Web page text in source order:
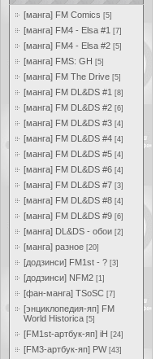
[манга] FM Comics [5]
[манга] FM4 - Elsa #1 [7]
[манга] FM4 - Elsa #2 [5]
[манга] FMS: GH [5]
[манга] FM The Drive [5]
[манга] FM DL&DS #1 [8]
[манга] FM DL&DS #2 [6]
[манга] FM DL&DS #3 [4]
[манга] FM DL&DS #4 [4]
[манга] FM DL&DS #5 [4]
[манга] FM DL&DS #6 [4]
[манга] FM DL&DS #7 [3]
[манга] FM DL&DS #8 [4]
[манга] FM DL&DS #9 [6]
[манга] DL&DS - обои [2]
[манга] разное [20]
[додзинси] FM1st - ? [3]
[додзинси] NFM2 [1]
[фан-манга] TSoSC [7]
[энциклопедия-яп] FM
World Historica [5]
[FM1st-артбук-яп] iH [24]
[FM3-артбук-яп] PW [43]